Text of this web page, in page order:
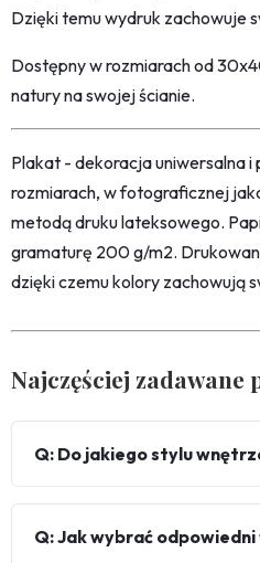
Dzięki temu wydruk zachowuje
Dostępny w rozmiarach od
natury na swojej ścianie.
Plakat - dekoracja uniwersalna
rozmiarach, w fotograficznej
metodą druku lateksowego.
gramaturę 200 g/m2.
dzięki czemu kolory zachowują
Najczęściej zadawane
Q: Do jakiego stylu
Q: Jak wybrać